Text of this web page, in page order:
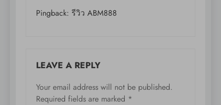
Pingback: รีวิว ABM888
LEAVE A REPLY
Your email address will not be published.
Required fields are marked *